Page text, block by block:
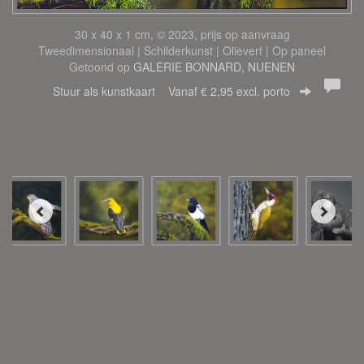
30 x 40 x 1 cm, © 2023, prijs op aanvraag
Tweedimensionaal | Schilderkunst | Olieverf | Op paneel
Getoond op GALERIE BONNARD, NUENEN
Stuur als kunstkaart Vanaf € 2,95 excl. porto